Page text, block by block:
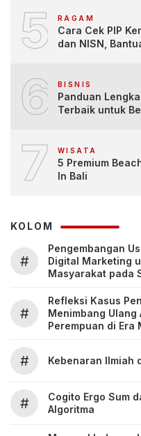
5 RAGAM
Cara Cek PIP
dan NISN,
6 BISNIS
Panduan
Terbaik untuk
7 WISATA
5 Premium
In Bali
KOLOM
#
Pengembangan
Digital Marketing
Masyarakat pada
#
Refleksi Kasus
Menimbang
Perempuan di Era
# Kebenaran Ilmiah
#
Cogito Ergo Sum
Algoritma